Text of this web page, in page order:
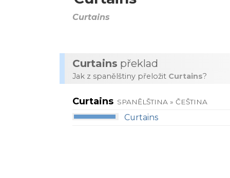
Curtains
Curtains překlad
Jak z spanělštiny přeložit Curtains?
Curtains SPANĚLŠTINA » ČEŠTINA
Curtains